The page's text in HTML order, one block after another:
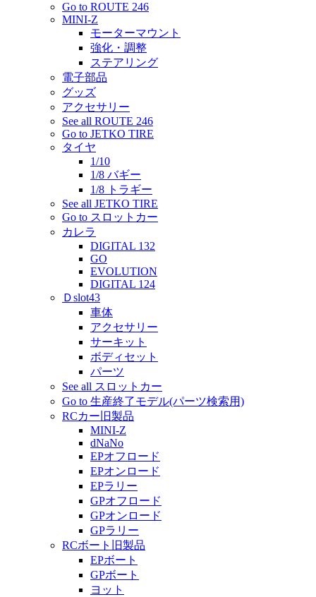
Go to ROUTE 246
MINI-Z
モーターマウント
強化・調整
ステアリング
電子部品
グッズ
アクセサリー
See all ROUTE 246
Go to JETKO TIRE
タイヤ
1/10
1/8 バギー
1/8 トラギー
See all JETKO TIRE
Go to スロットカー
カレラ
DIGITAL 132
GO
EVOLUTION
DIGITAL 124
Ｄslot43
車体
アクセサリー
サーキット
ボディセット
パーツ
See all スロットカー
Go to 生産終了モデル(パーツ検索用)
RCカー旧製品
MINI-Z
dNaNo
EPオフロード
EPオンロード
EPラリー
GPオフロード
GPオンロード
GPラリー
RCボート旧製品
EPボート
GPボート
ヨット